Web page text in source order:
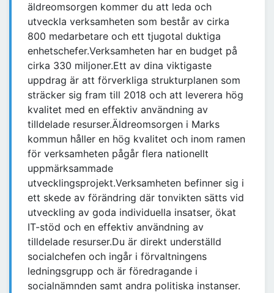
äldreomsorgen kommer du att leda och
utveckla verksamheten som består av cirka
800 medarbetare och ett tjugotal duktiga
enhetschefer.Verksamheten har en budget på
cirka 330 miljoner.Ett av dina viktigaste
uppdrag är att förverkliga strukturplanen som
sträcker sig fram till 2018 och att leverera hög
kvalitet med en effektiv användning av
tilldelade resurser.Äldreomsorgen i Marks
kommun håller en hög kvalitet och inom ramen
för verksamheten pågår flera nationellt
uppmärksammade
utvecklingsprojekt.Verksamheten befinner sig i
ett skede av förändring där tonvikten sätts vid
utveckling av goda individuella insatser, ökat
IT-stöd och en effektiv användning av
tilldelade resurser.Du är direkt underställd
socialchefen och ingår i förvaltningens
ledningsgrupp och är föredragande i
socialnämnden samt andra politiska instanser.